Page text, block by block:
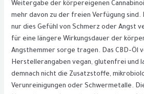
Weitergabe der körpereigenen
mehr davon zu der freien Verfügung sind.
nur dies Gefühl von Schmerz oder Angst
für eine längere Wirkungsdauer der
Angsthemmer sorge tragen. Das CBD-Öl
Herstellerangaben vegan, glutenfrei und
demnach nicht die Zusatzstoffe,
Verunreinigungen oder Schwermetalle.